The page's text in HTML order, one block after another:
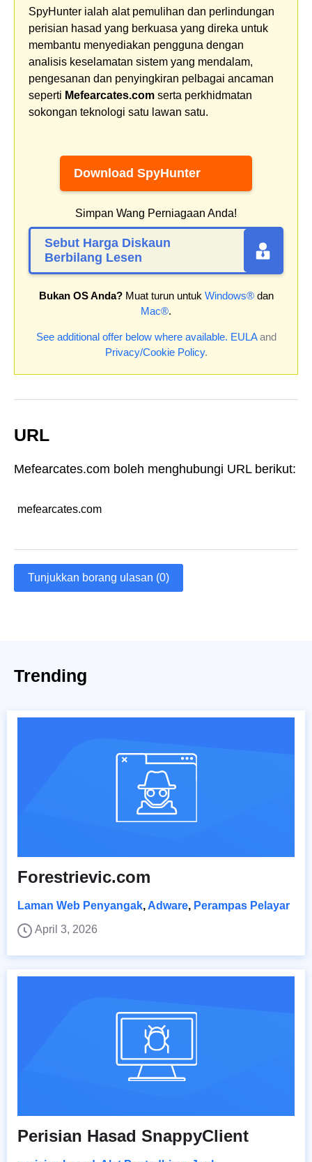
SpyHunter ialah alat pemulihan dan perlindungan
perisian hasad yang berkuasa yang direka untuk
membantu menyediakan pengguna dengan
analisis keselamatan sistem yang mendalam,
pengesanan dan penyingkiran pelbagai ancaman
seperti Mefearcates.com serta perkhidmatan
sokongan teknologi satu lawan satu.
Download SpyHunter
Simpan Wang Perniagaan Anda!
Sebut Harga Diskaun
Berbilang Lesen
Bukan OS Anda?Muat turun untuk Windows®dan
Mac®.
See additional offer below where available. EULAand
Privacy/Cookie Policy.
URL
Mefearcates.com boleh menghubungi URL berikut:
mefearcates.com
Tunjukkan borang ulasan (0)
Trending
Forestrievic.com
Laman Web Penyangak, Adware, Perampas Pelayar
April 3, 2026
Perisian Hasad SnappyClient